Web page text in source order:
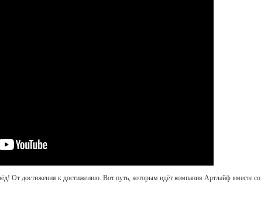
От достижения к достижению. Вот путь, которым идёт компания Артлайф вместе со